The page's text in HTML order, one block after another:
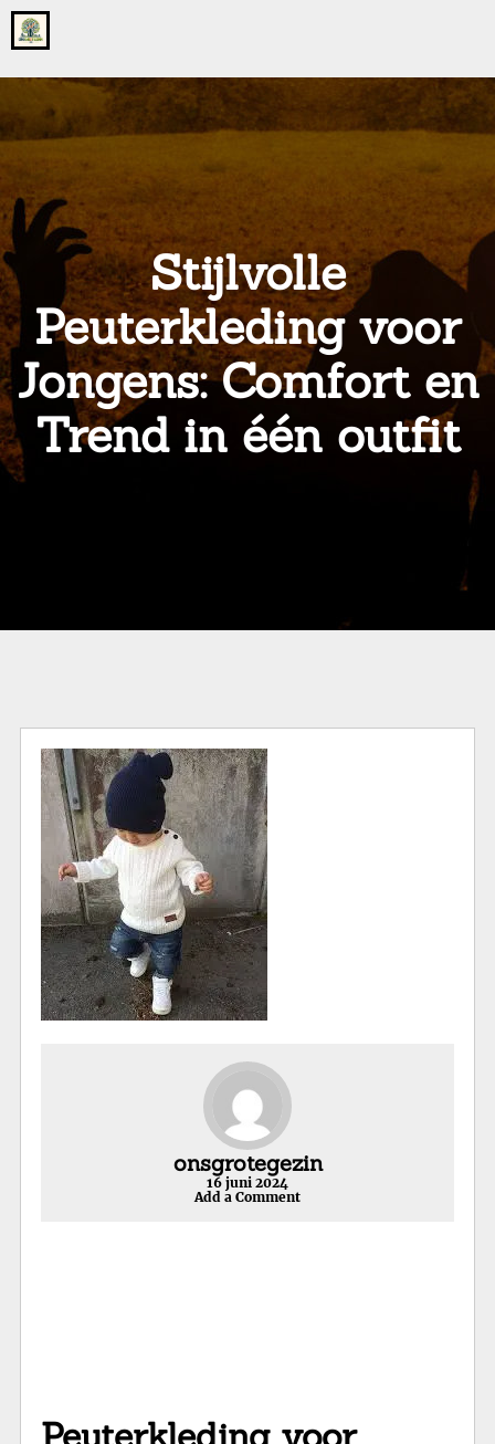
Go
to
home
onsgrotegezin.nl
Stijlvolle
Peuterkleding voor
Jongens: Comfort en
Trend in één outfit
onsgrotegezin
16 juni 2024
Add a Comment